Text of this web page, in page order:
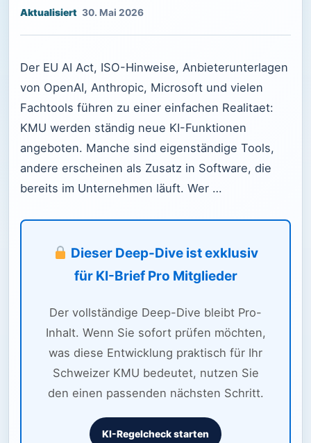
30. Mai 2026
Der EU AI Act, ISO-Hinweise, Anbieterunterlagen
von OpenAI, Anthropic, Microsoft und vielen
Fachtools führen zu einer einfachen Realitaet:
KMU werden ständig neue KI-Funktionen
angeboten. Manche sind eigenständige Tools,
andere erscheinen als Zusatz in Software, die
bereits im Unternehmen läuft. Wer …
Dieser Deep-Dive ist exklusiv
für KI-Brief Pro Mitglieder
Der vollständige Deep-Dive bleibt Pro-
Inhalt. Wenn Sie sofort prüfen möchten,
was diese Entwicklung praktisch für Ihr
Schweizer KMU bedeutet, nutzen Sie
den einen passenden nächsten Schritt.
KI-Regelcheck starten